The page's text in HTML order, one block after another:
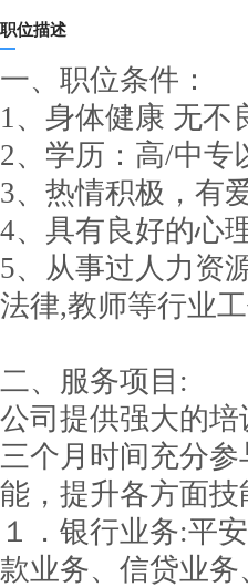
职位描述
一、职位条件：
1、身体健康 无不
2、学历：高/中专
3、热情积极，有
4、具有良好的心
5、从事过人力资
法律,教师等行业工
二、服务项目:
公司提供强大的
三个月时间充分
能，提升各方面技
１．银行业务:平
款业务、信贷业务